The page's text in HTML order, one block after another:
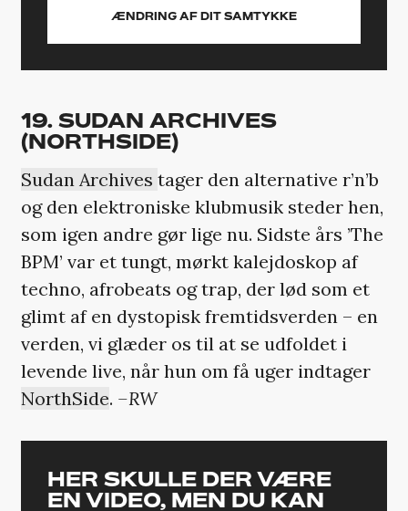
ÆNDRING AF DIT SAMTYKKE
19. SUDAN ARCHIVES
(NORTHSIDE)
Sudan Archives tager den alternative r’n’b
og den elektroniske klubmusik steder hen,
som igen andre gør lige nu. Sidste års ’The
BPM’ var et tungt, mørkt kalejdoskop af
techno, afrobeats og trap, der lød som et
glimt af en dystopisk fremtidsverden – en
verden, vi glæder os til at se udfoldet i
levende live, når hun om få uger indtager
NorthSide. –RW
HER SKULLE DER VÆRE
EN VIDEO, MEN DU KAN